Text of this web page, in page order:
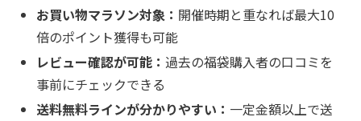
お買い物マラソン対象： 開催時期と重なれば最大10
倍のポイント獲得も可能
レビュー確認が可能：過去の福袋購入者の口コミを
事前にチェックできる
送料無料ラインが分かりやすい： 一定金額以上で送